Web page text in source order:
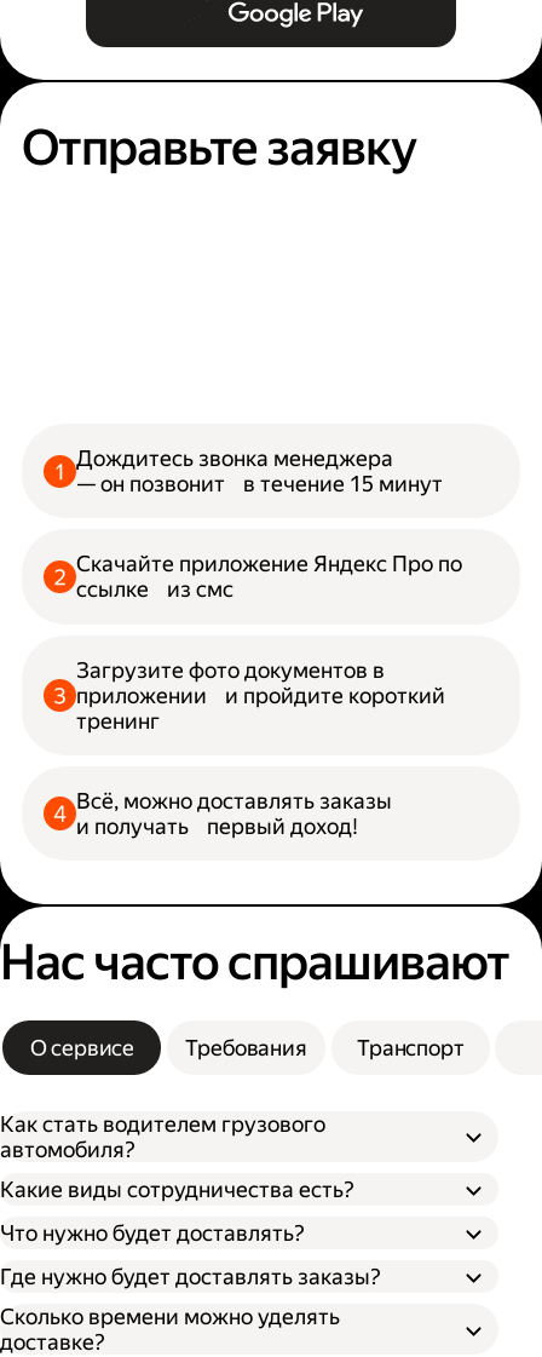
Отправьте заявку
Дождитесь звонка менеджера
— он позвонит в течение 15 минут
Скачайте приложение Яндекс Про по
ссылке из смс
Загрузите фото документов в
приложении и пройдите короткий
тренинг
Всё, можно доставлять заказы
и получать первый доход!
Нас часто спрашивают
О сервисе Требования Транспорт
Как стать водителем грузового
автомобиля?
Какие виды сотрудничества есть?
Через парк;
Через парк как самозанятый;
Как самозанятый;
Что нужно будет доставлять?
Где нужно будет доставлять заказы?
Сколько времени можно уделять
доставке?